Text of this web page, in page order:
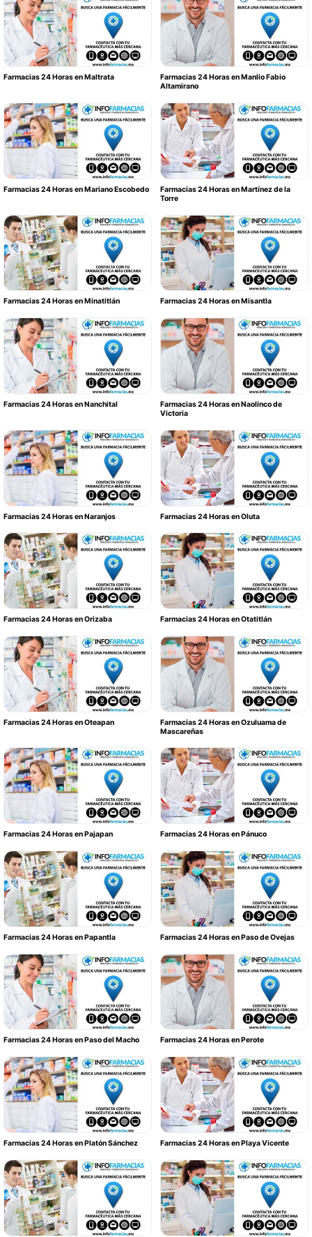
Farmacias 24 Horas en Maltrata
Farmacias 24 Horas en Manlio Fabio
Altamirano
Farmacias 24 Horas en Mariano Escobedo
Farmacias 24 Horas en Martínez de la
Torre
Farmacias 24 Horas en Minatitlán Farmacias 24 Horas en Misantla
Farmacias 24 Horas en Nanchital
Farmacias 24 Horas en Naolinco de
Victoria
Farmacias 24 Horas en Naranjos Farmacias 24 Horas en Oluta
Farmacias 24 Horas en Orizaba Farmacias 24 Horas en Otatitlán
Farmacias 24 Horas en Oteapan
Farmacias 24 Horas en Ozuluama de
Mascareñas
Farmacias 24 Horas en Pajapan Farmacias 24 Horas en Pánuco
Farmacias 24 Horas en Papantla Farmacias 24 Horas en Paso de Ovejas
Farmacias 24 Horas en Paso del Macho Farmacias 24 Horas en Perote
Farmacias 24 Horas en Platón Sánchez Farmacias 24 Horas en Playa Vicente